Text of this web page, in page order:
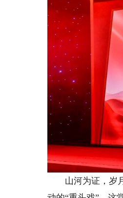
山河为证，岁月